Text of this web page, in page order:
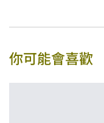
你可能會喜歡